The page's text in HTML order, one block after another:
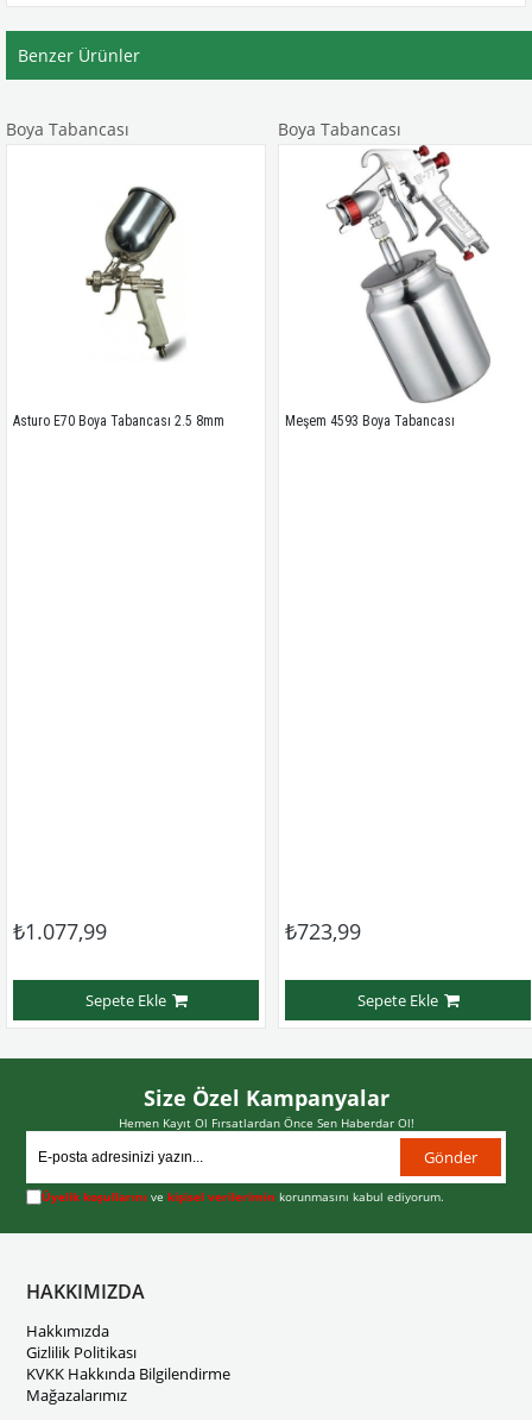
Benzer Ürünler
Boya Tabancası
Asturo E70 Boya Tabancası 2.5 8mm
₺1.077,99
Sepete Ekle
Boya Tabancası
Meşem 4593 Boya Tabancası
₺723,99
Sepete Ekle
Size Özel Kampanyalar
Hemen Kayıt Ol Fırsatlardan Önce Sen Haberdar Ol!
Gönder
Üyelik koşullarını vekişisel verilerimin korunmasını kabul ediyorum.
HAKKIMIZDA
Hakkımızda
Gizlilik Politikası
KVKK Hakkında Bilgilendirme
Mağazalarımız